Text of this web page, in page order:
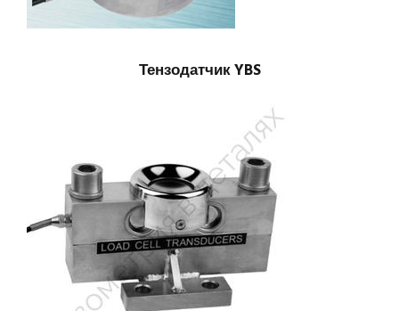
Тензодатчик YBS